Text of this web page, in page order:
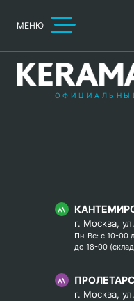
МЕНЮ
г. Москва,
Пн-Вс: с 10-00
до 18-00
г. Москва,